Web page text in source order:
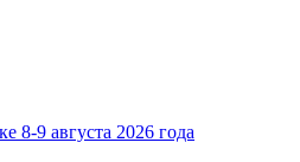
8-9 августа 2026 года